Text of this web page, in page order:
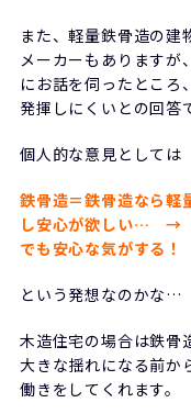
また、軽量鉄骨造の建
メーカーもありますが
にお話を伺ったところ
発揮しにくいとの回答
個人的な意見としては
鉄骨造＝鉄骨造なら
し安心が欲しい…→
でも 安心な気がする！
という発想なのかな…
木造住宅の場合は鉄骨
大きな揺れになる前か
働きをしてくれます。